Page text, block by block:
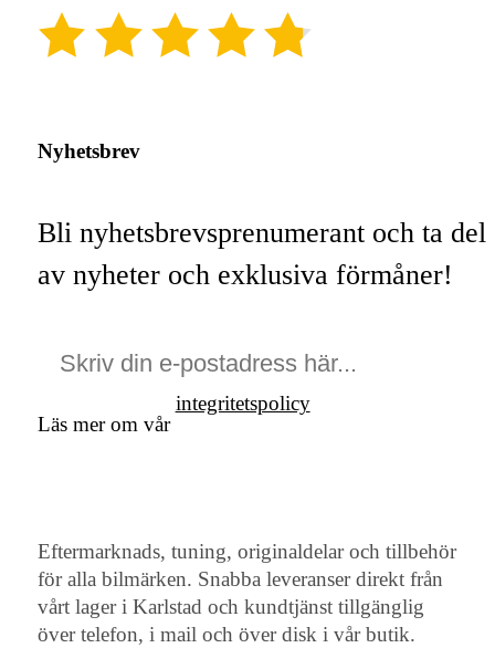
Nyhetsbrev
Bli nyhetsbrevsprenumerant och ta del
av nyheter och exklusiva förmåner!
Läs mer om vår
integritetspolicy
Eftermarknads, tuning, originaldelar och tillbehör
för alla bilmärken. Snabba leveranser direkt från
vårt lager i Karlstad och kundtjänst tillgänglig
över telefon, i mail och över disk i vår butik.